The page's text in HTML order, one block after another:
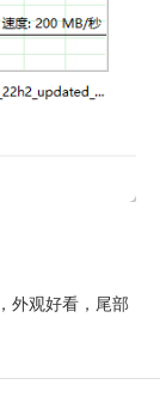
外观好看，尾部